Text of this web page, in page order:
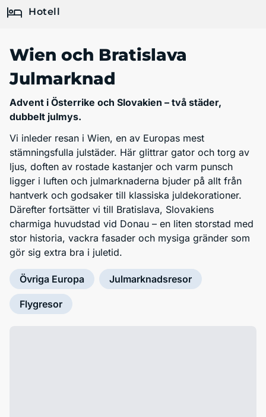
Hotell
Wien och Bratislava
Julmarknad
Advent i Österrike och Slovakien – två städer,
dubbelt julmys.
Vi inleder resan i Wien, en av Europas mest
stämningsfulla julstäder. Här glittrar gator och torg av
ljus, doften av rostade kastanjer och varm punsch
ligger i luften och julmarknaderna bjuder på allt från
hantverk och godsaker till klassiska juldekorationer.
Därefter fortsätter vi till Bratislava, Slovakiens
charmiga huvudstad vid Donau – en liten storstad med
stor historia, vackra fasader och mysiga gränder som
gör sig extra bra i juletid.
Övriga Europa Julmarknadsresor
Flygresor